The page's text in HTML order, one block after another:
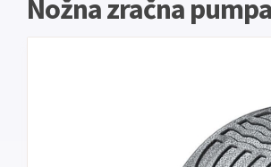
Nožna zračna